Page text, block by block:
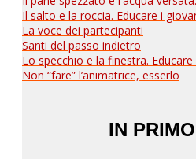
Il salto e la roccia. Educare i
La voce dei partecipanti
Santi del passo indietro
Lo specchio e la finestra.
Non “fare” l’animatrice, esserlo
IN